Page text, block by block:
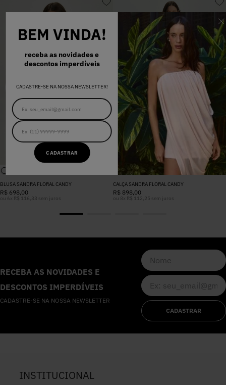
BEM VINDA!
receba as novidades e
descontos imperdíveis
CADASTRE-SE NA NOSSA NEWSLETTER!
CADASTRAR
BLUSA SANDRA FLORAL CANDY
R$ 698,00
ou 6 x R$ 116, 33 sem juros
CALÇA SANDRA FLORAL CANDY
R$ 898,00
ou 8 x R$ 112,25 sem juros
RECEBA AS NOVIDADES E
DESCONTOS IMPERDÍVEIS
CADASTRE-SE NA NOSSA NEWSLETTER
CADASTRAR
INSTITUCIONAL